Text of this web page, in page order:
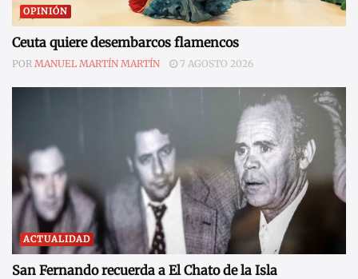
OPINIÓN
Ceuta quiere desembarcos flamencos
POR MANUEL MARTÍN MARTÍN 7 AGOSTO 2026
ACTUALIDAD
San Fernando recuerda a El Chato de la Isla